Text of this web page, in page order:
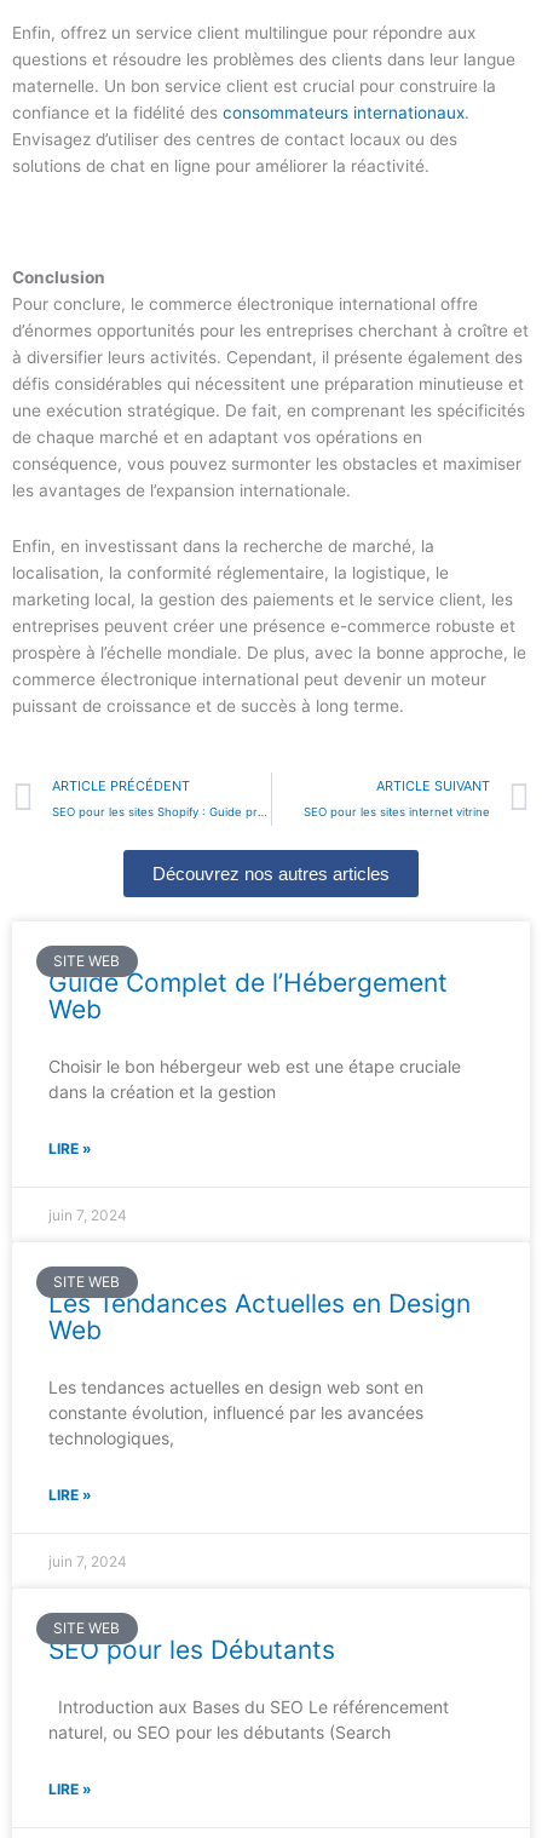
Enfin, offrez un service client multilingue pour répondre aux
questions et résoudre les problèmes des clients dans leur langue
maternelle. Un bon service client est crucial pour construire la
confiance et la fidélité des consommateurs internationaux.
Envisagez d’utiliser des centres de contact locaux ou des
solutions de chat en ligne pour améliorer la réactivité.
Conclusion
Pour conclure, le commerce électronique international offre
d’énormes opportunités pour les entreprises cherchant à croître et
à diversifier leurs activités. Cependant, il présente également des
défis considérables qui nécessitent une préparation minutieuse et
une exécution stratégique. De fait, en comprenant les spécificités
de chaque marché et en adaptant vos opérations en
conséquence, vous pouvez surmonter les obstacles et maximiser
les avantages de l’expansion internationale.
Enfin, en investissant dans la recherche de marché, la
localisation, la conformité réglementaire, la logistique, le
marketing local, la gestion des paiements et le service client, les
entreprises peuvent créer une présence e-commerce robuste et
prospère à l’échelle mondiale. De plus, avec la bonne approche, le
commerce électronique international peut devenir un moteur
puissant de croissance et de succès à long terme.
Précédent
ARTICLE PRÉCÉDENT ARTICLE SUIVANT
SEO pour les sites internet vitrine
Découvrez nos autres articles
SITE WEB
Guide Complet de l’Hébergement
Web
Choisir le bon hébergeur web est une étape cruciale
dans la création et la gestion
LIRE »
juin 7, 2024
SITE WEB
Les Tendances Actuelles en Design
Web
Les tendances actuelles en design web sont en
constante évolution, influencé par les avancées
technologiques,
LIRE »
juin 7, 2024
SITE WEB
SEO pour les Débutants
Introduction aux Bases du SEO Le référencement
naturel, ou SEO pour les débutants (Search
LIRE »